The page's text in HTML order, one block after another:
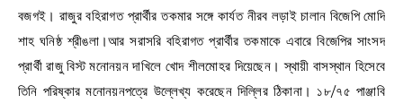
বজগই। রাজুর বহিরাগত প্রার্থীর তকমার সঙ্গে কার্যত নীরব লড়াই চালান বিজেপি মোদি
শাহ ঘনিষ্ঠ শ্রীঙলা।আর সরাসরি বহিরাগত প্রার্থীর তকমাকে এবারে বিজেপির সাংসদ
প্রার্থী রাজু বিস্ট মনোনয়ন দাখিলে খোদ শীলমোহর দিয়েছেন। স্থায়ী বাসস্থান হিসেবে
তিনি পরিষ্কার মনোনয়নপত্রে উল্লেখ্য করেছেন দিল্লির ঠিকানা। ১৮/৭৫ পাঞ্জাবি